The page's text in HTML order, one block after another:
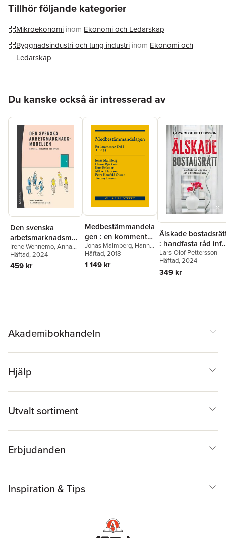
Tillhör följande kategorier
Mikroekonomi inom Ekonomi och Ledarskap
Byggnadsindustri och tung industri inom Ekonomi och
Ledarskap
Du kanske också är intresserad av
Den svenska
arbetsmarknadsmod
ellen : historia,
reglering och utfall
Irene Wennemo,Anna
Fransson,Petter
Hällberg
Kinnunen
Häftad, 2024
459 kr
Medbestämmandela
gen : en kommentar.
Del I, 1-32 §§
Jonas Malmberg, Hanna
Björknäs,Kurt Eriksson
Mikael Hansson
Herzfeld Olsson
Häftad, 2018
1 149 kr
Älskade
: handfasta råd
köp och aktivt
föreningsliv
Lars-Olof Pettersson
Häftad, 2024
349 kr
Akademibokhandeln
Hjälp
Utvalt sortiment
Erbjudanden
Inspiration & Tips